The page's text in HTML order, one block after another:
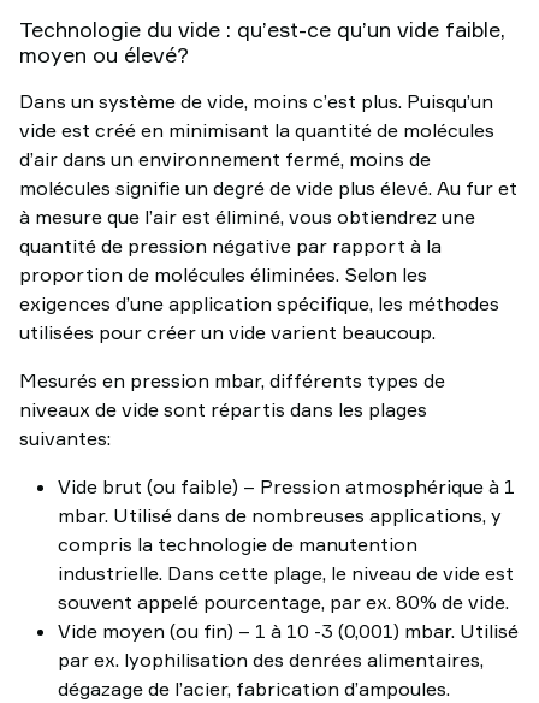
Technologie du vide : qu’est-ce qu’un vide faible,
moyen ou élevé?
Dans un système de vide, moins c’est plus. Puisqu’un
vide est créé en minimisant la quantité de molécules
d’air dans un environnement fermé, moins de
molécules signifie un degré de vide plus élevé. Au fur et
à mesure que l’air est éliminé, vous obtiendrez une
quantité de pression négative par rapport à la
proportion de molécules éliminées. Selon les
exigences d’une application spécifique, les méthodes
utilisées pour créer un vide varient beaucoup.
Mesurés en pression mbar, différents types de
niveaux de vide sont répartis dans les plages
suivantes:
Vide brut (ou faible) – Pression atmosphérique à 1
mbar. Utilisé dans de nombreuses applications, y
compris la technologie de manutention
industrielle. Dans cette plage, le niveau de vide est
souvent appelé pourcentage, par ex. 80% de vide.
Vide moyen (ou fin) – 1 à 10 -3 (0,001) mbar. Utilisé
par ex. lyophilisation des denrées alimentaires,
dégazage de l’acier, fabrication d’ampoules.